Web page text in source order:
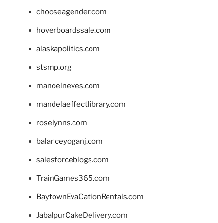
chooseagender.com
hoverboardssale.com
alaskapolitics.com
stsmp.org
manoelneves.com
mandelaeffectlibrary.com
roselynns.com
balanceyoganj.com
salesforceblogs.com
TrainGames365.com
BaytownEvaCationRentals.com
JabalpurCakeDelivery.com